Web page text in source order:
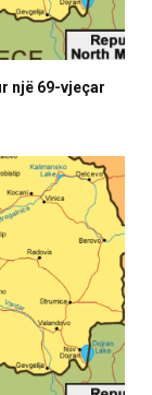
një 69-vjeçar